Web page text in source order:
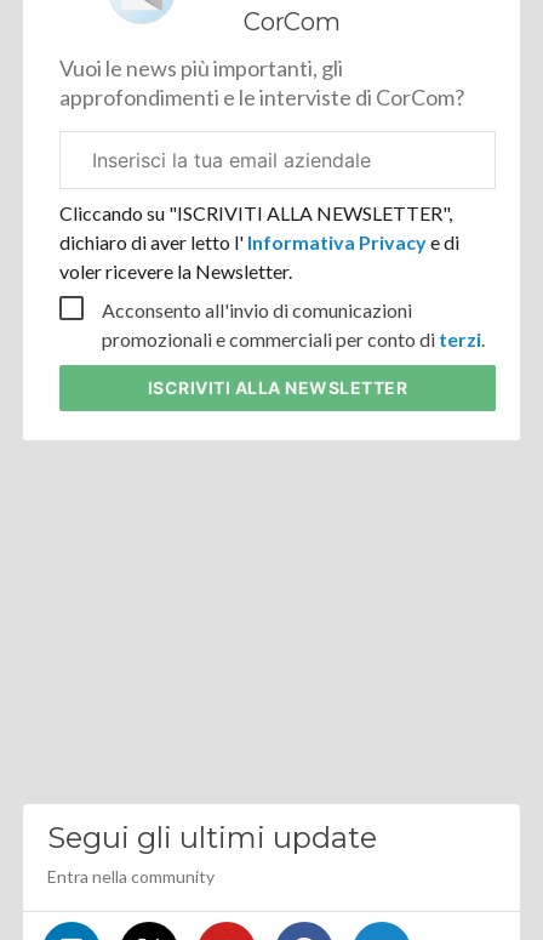
CorCom
Vuoi le news più importanti, gli
approfondimenti e le interviste di CorCom?
aziendale
Cliccando su "ISCRIVITI ALLA NEWSLETTER",
dichiaro di aver letto l' Informativa Privacye di
voler ricevere la Newsletter.
Acconsento all'invio di comunicazioni
promozionali e commerciali per conto di terzi.
ISCRIVITI ALLA NEWSLETTER
Segui gli ultimi update
Entra nella community